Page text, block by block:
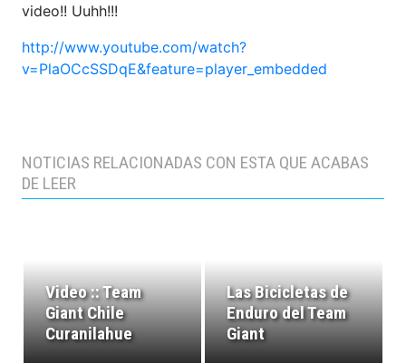
video!! Uuhh!!!
http://www.youtube.com/watch?
v=PlaOCcSSDqE&feature=player_embedded
NOTICIAS RELACIONADAS CON ESTA QUE ACABAS
DE LEER
Video :: Team
Giant Chile
Curanilahue
Las Bicicletas de
Enduro del Team
Giant